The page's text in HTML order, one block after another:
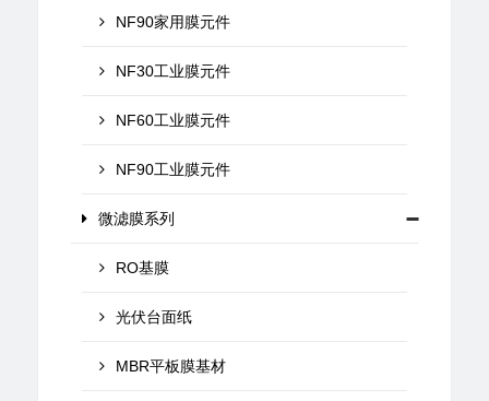
NF90家用膜元件
NF30工业膜元件
NF60工业膜元件
NF90工业膜元件
微滤膜系列
RO基膜
光伏台面纸
MBR平板膜基材